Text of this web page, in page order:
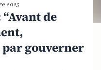
2025
de
gouverner